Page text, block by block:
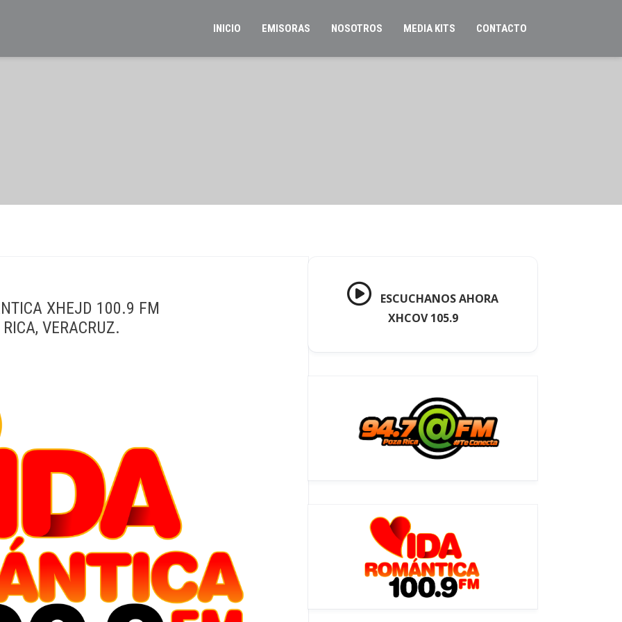
INICIO EMISORAS NOSOTROS MEDIA KITS CONTACTO
XHEJD 100.9 FM
VERACRUZ.
ESCUCHANOS AHORA
XHCOV 105.9